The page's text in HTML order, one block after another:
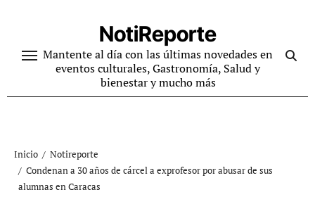
contenido
NotiReporte
Mantente al día con las últimas novedades en
eventos culturales, Gastronomía, Salud y
bienestar y mucho más
Inicio
Notireporte
Condenan a 30 años de cárcel a exprofesor por abusar de sus
alumnas en Caracas